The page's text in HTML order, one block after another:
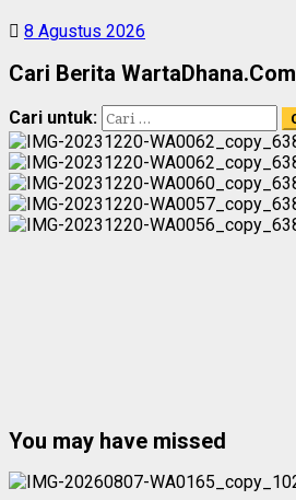
8 Agustus 2026
Cari Berita WartaDhana.Com
Cari untuk:
You may have missed